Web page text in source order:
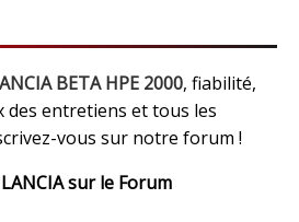
BETA HPE 2000, fiabilité,
des entretiens et tous les
vous sur notre forum !
LANCIA sur le Forum